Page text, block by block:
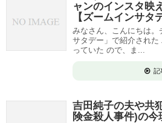
ャンのインスタ映
【ズームインサタ
みなさん、こんにちは
サタデー」で紹介され
っていた ので、ま...
記
吉田純子の夫や共
険金殺人事件)の今